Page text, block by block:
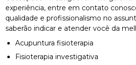
experiência, entre em contato
qualidade e profissionalismo no
saberão indicar e atender você da
Acupuntura fisioterapia
Fisioterapia investigativa